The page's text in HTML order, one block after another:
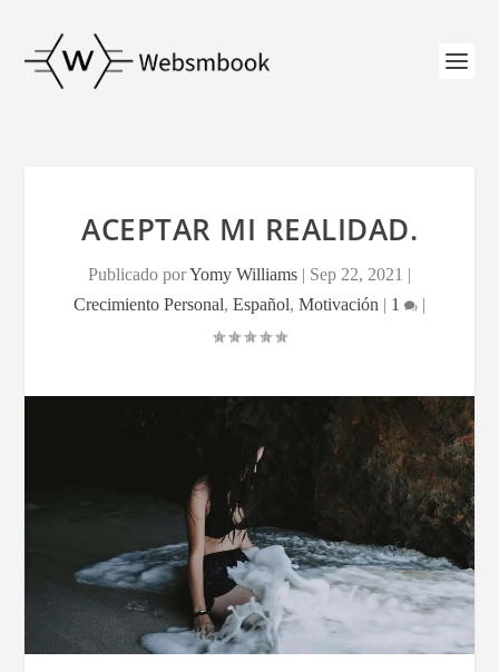
ACEPTAR MI REALIDAD.
Publicado porYomy Williams | Sep 22, 2021 |
Crecimiento Personal, Español, Motivación | 1 |